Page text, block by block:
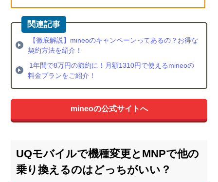
【徹底解説】mineoのキャンペーンってあるの？お得な
契約方法を紹介！
1年間で8万円の節約に！月額1310円で使えるmineoの
料金プランをご紹介！
mineoの公式サイトへ
UQモバイルで機種変更とMNPで他の
乗り換えるのはどっちがいい？